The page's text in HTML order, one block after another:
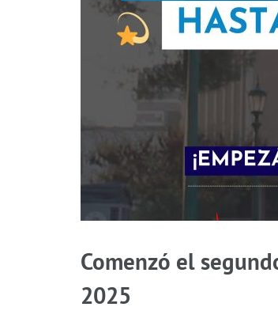
Comenzó el
2025